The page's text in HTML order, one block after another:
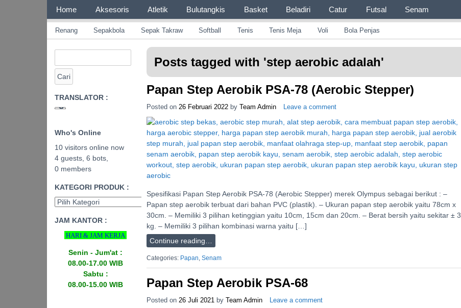
Home Aksesoris Atletik Bulutangkis Basket Beladiri Catur Futsal Senam
CV JAYA BERSAMA Co Id
Menyediakan Semua Perlengkapan Olahraga Yang Lengkap, Berkualitas Dengan Harga Yang Murah
Page 2
Renang Sepakbola Sepak Takraw Softball Tenis Tenis Meja Voli Bola Penjas
Posts tagged with 'step aerobic adalah'
Papan Step Aerobik PSA-78 (Aerobic Stepper)
Posted on 26 Februari 2022 by Team Admin Leave a comment
Spesifikasi Papan Step Aerobik PSA-78 (Aerobic Stepper) merek Olympus sebagai berikut : –
Papan step aerobik terbuat dari bahan PVC (plastik). – Ukuran papan step aerobik yaitu 78cm x
30cm. – Memiliki 3 pilihan ketinggian yaitu 10cm, 15cm dan 20cm. – Berat bersih yaitu sekitar ± 3
kg. – Memiliki 3 pilihan kombinasi warna yaitu […]
Continue reading…
Categories: Papan Senam
Papan Step Aerobik PSA-68
Posted on 26 Juli 2021 by Team Admin Leave a comment
TRANSLATOR :
Who's Online
10 visitors online now
4 guests, 6 bots,
0 members
KATEGORI PRODUK :
JAM KANTOR :
HARI & JAM KERJA
Senin - Jum'at :
08.00-17.00 WIB
Sabtu :
08.00-15.00 WIB